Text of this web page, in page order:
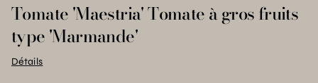
Tomate 'Maestria' Tomate à gros fruits
type 'Marmande'
Détails